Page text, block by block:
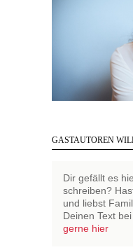
GASTAUTOREN
Dir gefällt es
schreiben?
und liebst
Deinen Text
gerne hier